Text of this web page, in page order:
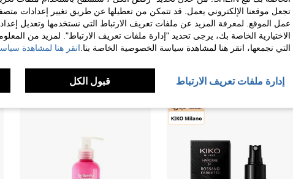
10.00 رذاذ شعر إيموتسيوني 50 مل
تجعل موقعنا الإلكتروني يعمل. قد تتمكن من تعطيلها عن طريق تغيير إعدادات
عمل الموقع. لمعرفة المزيد عن ملفات تعريف الارتباط التي نستخدمها وتعديل
الاختيارية الخاصة بك، يرجى تحديد "إدارة ملفات تعريف الارتباط". لمزيد من
التي نجمعها، انقر هنا لمشاهدة سياسة الخصوصية الخاصة بنا. انقر هنا لمشاهدة
إدارة ملفات تعريف الارتباط قبول الكل